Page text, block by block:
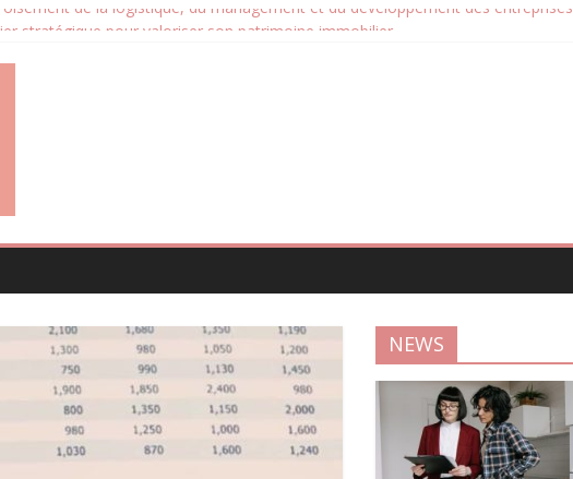
de la logistique, du management et du développement des entreprises
un levier d’amélioration continue ?
pour répondre aux besoins des propriétaires
international au cœur d’un parcours singulier
NEWS